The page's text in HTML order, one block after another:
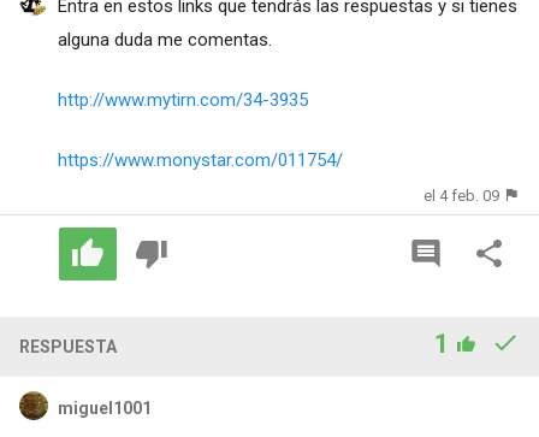
Entra en estos links que tendrás las respuestas y si tienes
alguna duda me comentas.
http://www.mytirn.com/34-3935
https://www.monystar.com/011754/
el 4 feb. 09
RESPUESTA 1
miguel1001